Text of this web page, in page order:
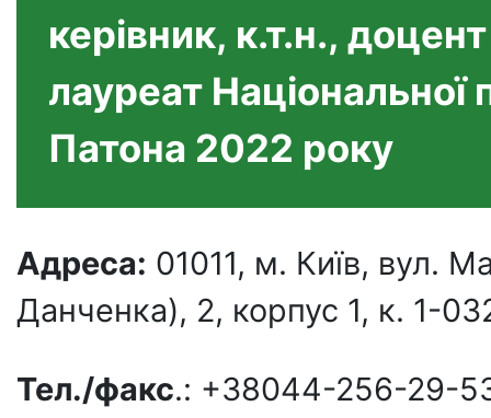
керівник, к.т.н., доцент
лауреат Національної
Патона 2022 року
Адреса: 01011, м. Київ, вул.
Данченка), 2, корпус 1, к. 1-
Тел./факс.: +38044-256-29-